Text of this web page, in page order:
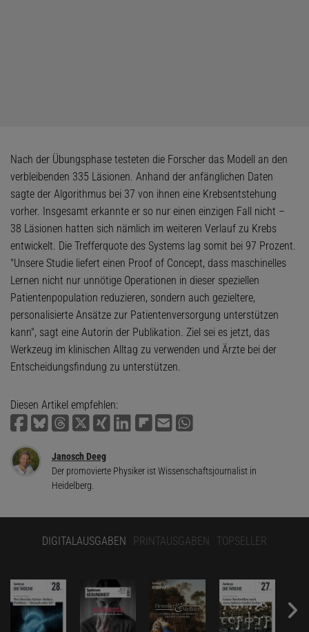
Nach der Übungsphase testeten die Forscher das Modell an den
verbleibenden 335 Läsionen. Anhand der anfänglichen Daten
sagte der Algorithmus bei 37 von ihnen eine Krebsentstehung
vorher. Insgesamt erkannte er so nur einen einzigen Fall nicht –
38 Läsionen hatten sich nämlich im weiteren Verlauf zu Krebs
entwickelt. Die Trefferquote des Systems lag somit bei 97 Prozent.
"Unsere Studie liefert einen Proof of Concept, dass maschinelles
Lernen nicht nur unnötige Operationen in dieser speziellen
Patientenpopulation reduzieren, sondern auch gezieltere,
personalisierte Ansätze zur Patientenversorgung unterstützen
kann", sagt eine Autorin der Publikation. Ziel sei es jetzt, das
Werkzeug im klinischen Alltag zu verwenden und Ärzte bei der
Entscheidungsfindung zu unterstützen.
Diesen Artikel empfehlen:
Janosch Deeg
Der promovierte Physiker ist Wissenschaftsjournalist in
Heidelberg.
DIGITALAUSGABEN PRINTAUSGABEN TOPSELLER